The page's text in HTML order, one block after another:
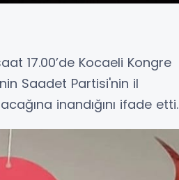
17.00’de Kocaeli Kongre
Saadet Partisi'nin il
inandığını ifade etti.